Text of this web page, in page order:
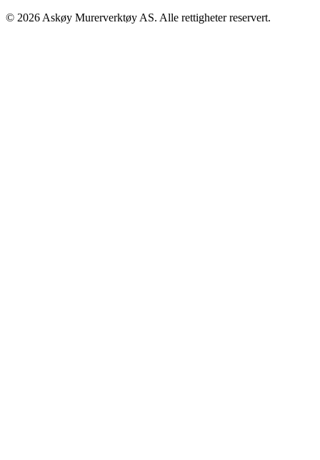
© 2026 Askøy Murerverktøy AS. Alle rettigheter reservert.